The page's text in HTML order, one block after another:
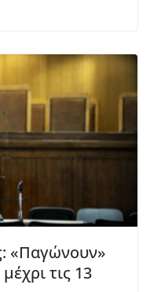
«Παγώνουν»
τις 13